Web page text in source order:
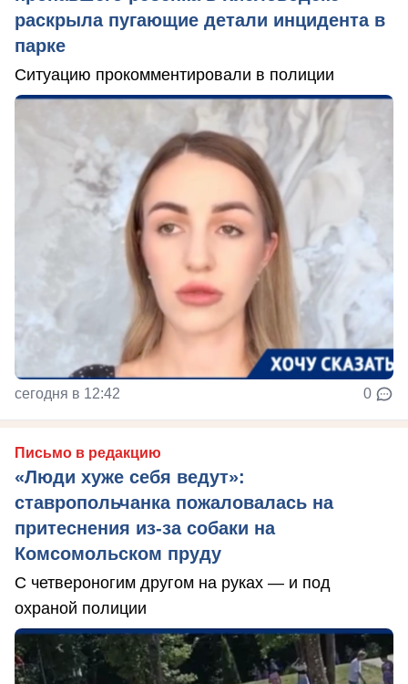
раскрыла пугающие детали инцидента в
парке
Ситуацию прокомментировали в полиции
сегодня в 12:42 0
Письмо в редакцию
«Люди хуже себя ведут»:
ставропольчанка пожаловалась на
притеснения из-за собаки на
Комсомольском пруду
С четвероногим другом на руках — и под
охраной полиции